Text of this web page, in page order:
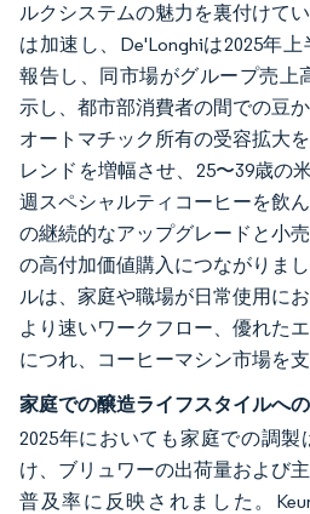
ルクシステムの魅力を裏付けて
は加速し、De'Longhiは2025年
報告し、同市場がグループ売上
示し、都市部消費者の間での豆
オートマチック所有の受容拡大
レンドを増幅させ、25〜39歳の
週スペシャルティコーヒーを飲
の継続的なアップグレードと小
の高付加価値購入につながりま
ルは、家庭や職場が日常使用に
より速いワークフロー、優れた
につれ、コーヒーマシン市場を支
家庭での醸造ライフスタイルへ
2025年においても家庭での調
け、ブリュワーの出荷量および
普及率に反映されました。